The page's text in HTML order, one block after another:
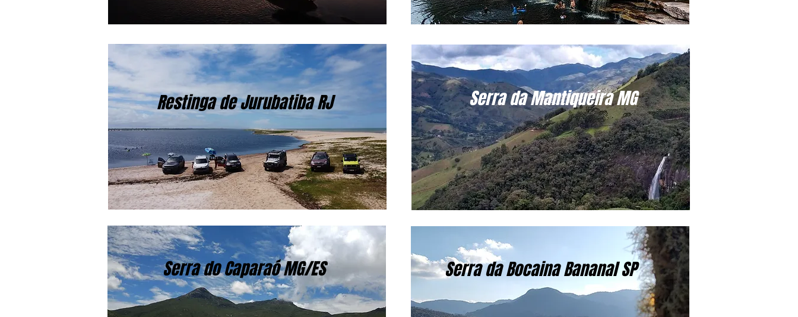
Restinga de Jurubatiba RJ Serra da Mantiqueira MG
Serra do Caparaó MG/ES Serra da Bocaina Bananal SP